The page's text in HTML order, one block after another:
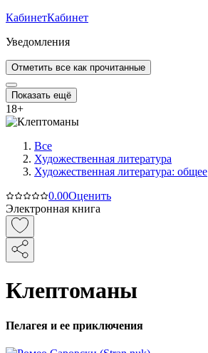
КабинетКабинет
Уведомления
Отметить все как прочитанные
Показать ещё
18+
Все
Художественная литература
Художественная литература: общее
0.00Оценить
Электронная книга
Клептоманы
Пелагея и ее приключения